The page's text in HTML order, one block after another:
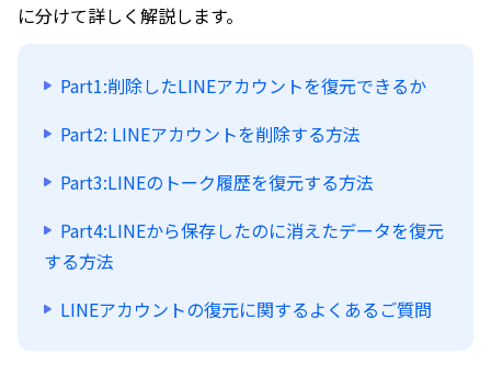
に分けて詳しく解説します。
Part1:削除したLINEアカウントを復元できるか
Part2: LINEアカウントを削除する方法
Part3:LINEのトーク履歴を復元する方法
Part4:LINEから保存したのに消えたデータを復元
する方法
LINEアカウントの復元に関するよくあるご質問